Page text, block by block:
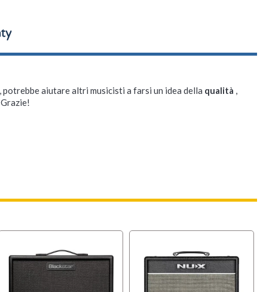
aiutare altri musicisti a farsi un idea della qualità ,